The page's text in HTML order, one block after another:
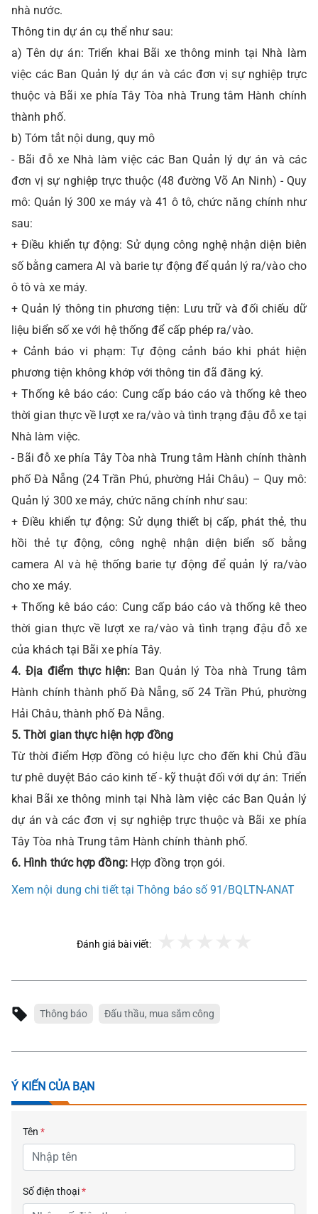
nhà nước.
Thông tin dự án cụ thể như sau:
a) Tên dự án: Triển khai Bãi xe thông minh tại Nhà làm
việc các Ban Quản lý dự án và các đơn vị sự nghiệp trực
thuộc và Bãi xe phía Tây Tòa nhà Trung tâm Hành chính
thành phố.
b) Tóm tắt nội dung, quy mô
- Bãi đỗ xe Nhà làm việc các Ban Quản lý dự án và các
đơn vị sự nghiệp trực thuộc (48 đường Võ An Ninh) - Quy
mô: Quản lý 300 xe máy và 41 ô tô, chức năng chính như
sau:
+ Điều khiển tự động: Sử dụng công nghệ nhận diện biên
số bằng camera AI và barie tự động để quản lý ra/vào cho
ô tô và xe máy.
+ Quản lý thông tin phương tiện: Lưu trữ và đối chiếu dữ
liệu biển số xe với hệ thống để cấp phép ra/vào.
+ Cảnh báo vi phạm: Tự động cảnh báo khi phát hiện
phương tiện không khớp với thông tin đã đăng ký.
+ Thống kê báo cáo: Cung cấp báo cáo và thống kê theo
thời gian thực về lượt xe ra/vào và tình trạng đậu đỗ xe tại
Nhà làm việc.
- Bãi đỗ xe phía Tây Tòa nhà Trung tâm Hành chính thành
phố Đà Nẵng (24 Trần Phú, phường Hải Châu) – Quy mô:
Quản lý 300 xe máy, chức năng chính như sau:
+ Điều khiển tự động: Sử dụng thiết bị cấp, phát thẻ, thu
hồi thẻ tự động, công nghệ nhận diện biển số bằng
camera Al và hệ thống barie tự động để quản lý ra/vào
cho xe máy.
+ Thống kê báo cáo: Cung cấp báo cáo và thống kê theo
thời gian thực về lượt xe ra/vào và tình trạng đậu đỗ xe
của khách tại Bãi xe phía Tây.
4. Địa điểm thực hiện: Ban Quản lý Tòa nhà Trung tâm
Hành chính thành phố Đà Nẵng, số 24 Trần Phú, phường
Hải Châu, thành phố Đà Nẵng.
5. Thời gian thực hiện hợp đồng
Từ thời điểm Hợp đồng có hiệu lực cho đến khi Chủ đầu
tư phê duyệt Báo cáo kinh tế - kỹ thuật đối với dự án: Triển
khai Bãi xe thông minh tại Nhà làm việc các Ban Quản lý
dự án và các đơn vị sự nghiệp trực thuộc và Bãi xe phía
Tây Tòa nhà Trung tâm Hành chính thành phố.
6. Hình thức hợp đồng:Hợp đồng trọn gói.
Xem nội dung chi tiết tại Thông báo số 91/BQLTN-ANAT
Đánh giá bài viết:
Thông báo Đấu thầu, mua sắm công
Ý KIẾN CỦA BẠN
Tên *
Số điện thoại*